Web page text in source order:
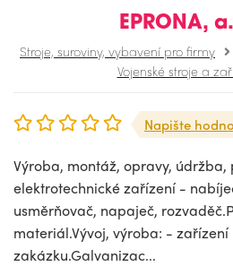
EPRONA,
Stroje, suroviny, vybavení pro firmy
Vojenské stroje a
Napište
Výroba, montáž, opravy, údržba,
elektrotechnické zařízení -
usměrňovač, napaječ,
materiál.Vývoj, výroba: - zařízení
zakázku.Galvanizac...